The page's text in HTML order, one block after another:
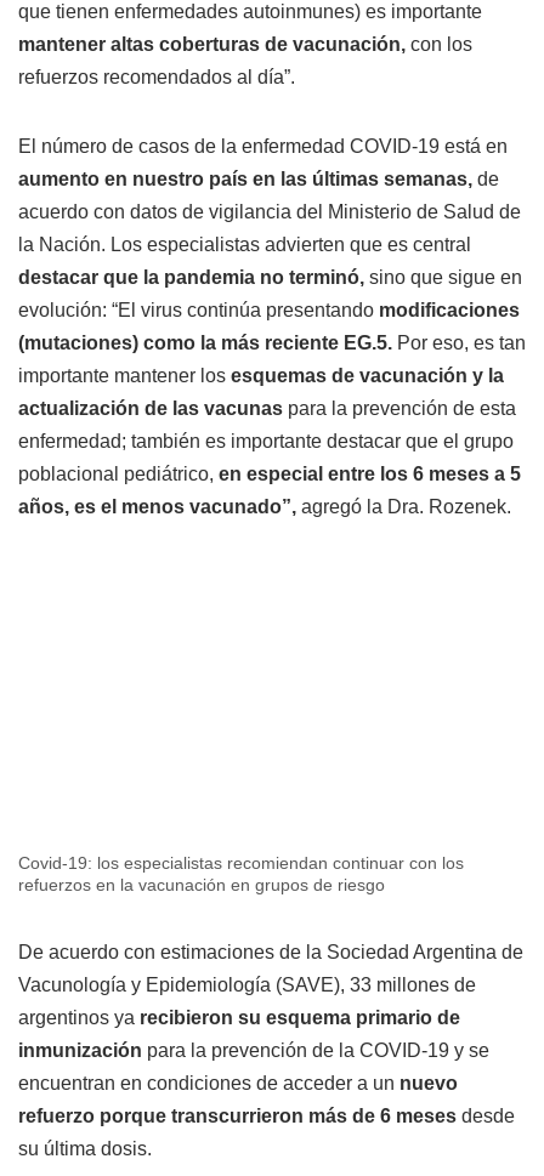
que tienen enfermedades autoinmunes) es importante
mantener altas coberturas de vacunación, con los
refuerzos recomendados al día”.
El número de casos de la enfermedad COVID-19 está en
aumento en nuestro país en las últimas semanas, de
acuerdo con datos de vigilancia del Ministerio de Salud de
la Nación. Los especialistas advierten que es central
destacar que la pandemia no terminó, sino que sigue en
evolución: “El virus continúa presentando modificaciones
(mutaciones) como la más reciente EG.5. Por eso, es tan
importante mantener los esquemas de vacunación y la
actualización de las vacunas para la prevención de esta
enfermedad; también es importante destacar que el grupo
poblacional pediátrico, en especial entre los 6 meses a 5
años, es el menos vacunado”, agregó la Dra. Rozenek.
Covid-19: los especialistas recomiendan continuar con los
refuerzos en la vacunación en grupos de riesgo
De acuerdo con estimaciones de la Sociedad Argentina de
Vacunología y Epidemiología (SAVE), 33 millones de
argentinos ya recibieron su esquema primario de
inmunización para la prevención de la COVID-19 y se
encuentran en condiciones de acceder a un nuevo
refuerzo porque transcurrieron más de 6 meses desde
su última dosis.